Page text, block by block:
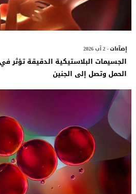
إضآءات- 2 آب 2026
الجسيمات البلاستيكية الدقيقة تؤثر في
الحمل وتصل إلى الجنين